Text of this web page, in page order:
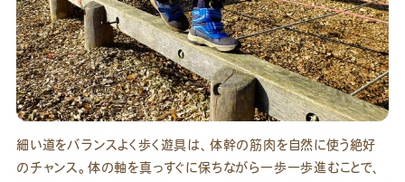
細い道をバランスよく歩く遊具は、体幹の筋肉を自然に使う絶好
のチャンス。体の軸を真っすぐに保ちながら一歩一歩進むことで、